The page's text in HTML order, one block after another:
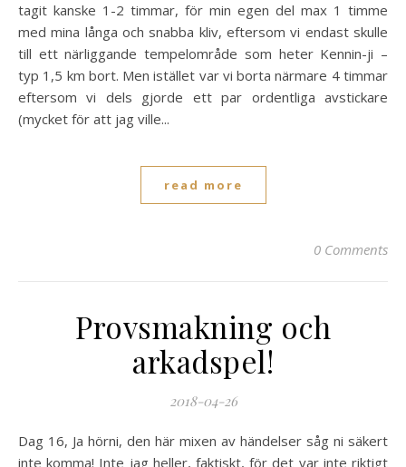
tagit kanske 1-2 timmar, för min egen del max 1 timme
med mina långa och snabba kliv, eftersom vi endast skulle
till ett närliggande tempelområde som heter Kennin-ji –
typ 1,5 km bort. Men istället var vi borta närmare 4 timmar
eftersom vi dels gjorde ett par ordentliga avstickare
(mycket för att jag ville...
read more
0 Comments
Provsmakning och
arkadspel!
2018-04-26
Dag 16, Ja hörni, den här mixen av händelser såg ni säkert
inte komma! Inte jag heller, faktiskt, för det var inte riktigt